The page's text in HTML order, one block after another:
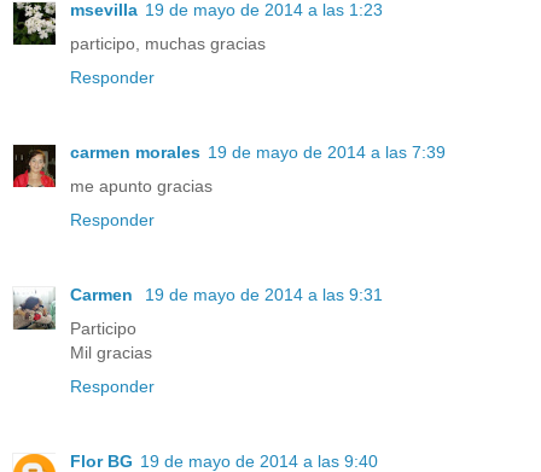
msevilla 19 de mayo de 2014 a las 1:23
participo, muchas gracias
Responder
carmen morales 19 de mayo de 2014 a las 7:39
me apunto gracias
Responder
Carmen
19 de mayo de 2014 a las 9:31
Participo
Mil gracias
Responder
Flor BG 19 de mayo de 2014 a las 9:40